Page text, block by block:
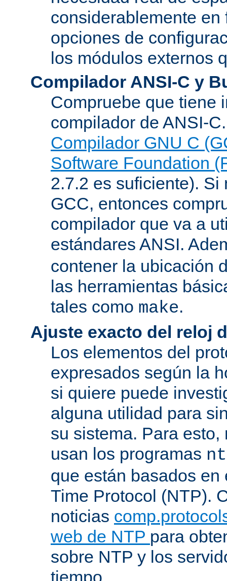
considerablemente en
opciones de
los módulos externos
Compilador ANSI-C y
Compruebe que tiene
compilador de ANSI-
Compilador GNU C
Software Foundation
2.7.2 es suficiente).
GCC, entonces
compilador que va a
estándares ANSI.
contener la ubicación
las herramientas
tales como make.
Ajuste exacto del reloj
Los elementos del
expresados según la
si quiere puede
alguna utilidad para
su sistema. Para esto,
usan los programas
que están basados
Time Protocol (NTP).
noticias
web de NTP para
sobre NTP y los
tiempo.